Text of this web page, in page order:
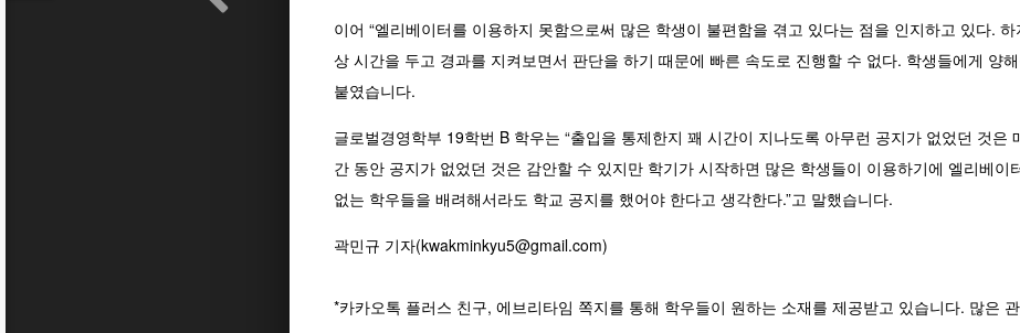
이어 “엘리베이터를 이용하지 못함으로써 많은 학생이 불편함을 겪고 있다는 점을 인지하고 있다.
상 시간을 두고 경과를 지켜보면서 판단을 하기 때문에 빠른 속도로 진행할 수 없다. 학생들에게 양
붙였습니다.
글로벌경영학부 19학번 B 학우는 “출입을 통제한지 꽤 시간이 지나도록 아무런 공지가 없었던 것은
간 동안 공지가 없었던 것은 감안할 수 있지만 학기가 시작하면 많은 학생들이 이용하기에 엘리베이
없는 학우들을 배려해서라도 학교 공지를 했어야 한다고 생각한다.”고 말했습니다.
곽민규 기자(kwakminkyu5@gmail.com)
*카카오톡 플러스 친구, 에브리타임 쪽지를 통해 학우들이 원하는 소재를 제공받고 있습니다. 많은